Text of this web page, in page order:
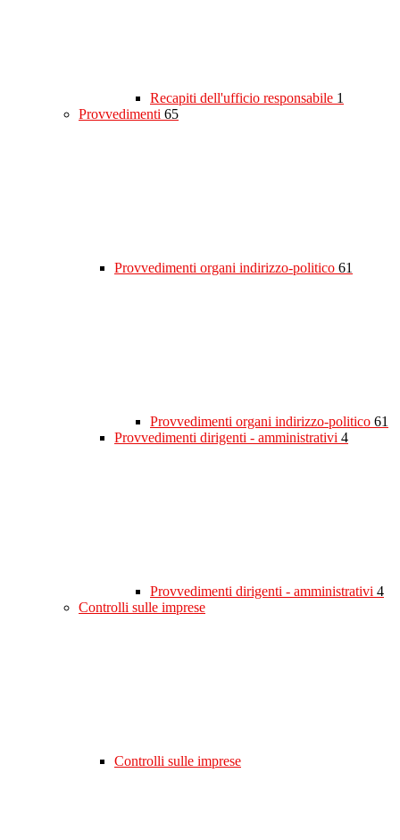
Recapiti dell'ufficio responsabile 1
Provvedimenti 65
Provvedimenti organi indirizzo-politico 61
Provvedimenti organi indirizzo-politico 61
Provvedimenti dirigenti - amministrativi 4
Provvedimenti dirigenti - amministrativi 4
Controlli sulle imprese
Controlli sulle imprese